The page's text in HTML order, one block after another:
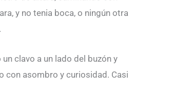
y no tenia boca, o ningún otra
clavo a un lado del buzón y
con asombro y curiosidad. Casi